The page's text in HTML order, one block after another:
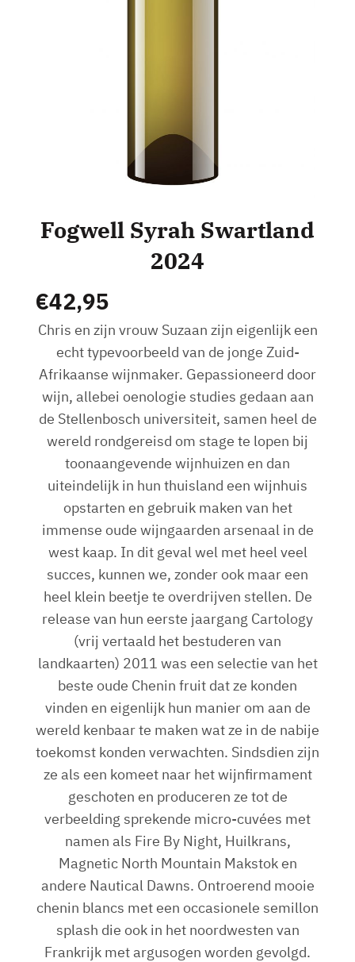
Fogwell Syrah Swartland
2024
€42,95
Chris en zijn vrouw Suzaan zijn eigenlijk een
echt typevoorbeeld van de jonge Zuid-
Afrikaanse wijnmaker. Gepassioneerd door
wijn, allebei oenologie studies gedaan aan
de Stellenbosch universiteit, samen heel de
wereld rondgereisd om stage te lopen bij
toonaangevende wijnhuizen en dan
uiteindelijk in hun thuisland een wijnhuis
opstarten en gebruik maken van het
immense oude wijngaarden arsenaal in de
west kaap. In dit geval wel met heel veel
succes, kunnen we, zonder ook maar een
heel klein beetje te overdrijven stellen. De
release van hun eerste jaargang Cartology
(vrij vertaald het bestuderen van
landkaarten) 2011 was een selectie van het
beste oude Chenin fruit dat ze konden
vinden en eigenlijk hun manier om aan de
wereld kenbaar te maken wat ze in de nabije
toekomst konden verwachten. Sindsdien zijn
ze als een komeet naar het wijnfirmament
geschoten en produceren ze tot de
verbeelding sprekende micro-cuvées met
namen als Fire By Night, Huilkrans,
Magnetic North Mountain Makstok en
andere Nautical Dawns. Ontroerend mooie
chenin blancs met een occasionele semillon
splash die ook in het noordwesten van
Frankrijk met argusogen worden gevolgd.